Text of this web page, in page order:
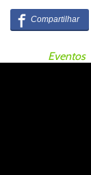
Eventos,